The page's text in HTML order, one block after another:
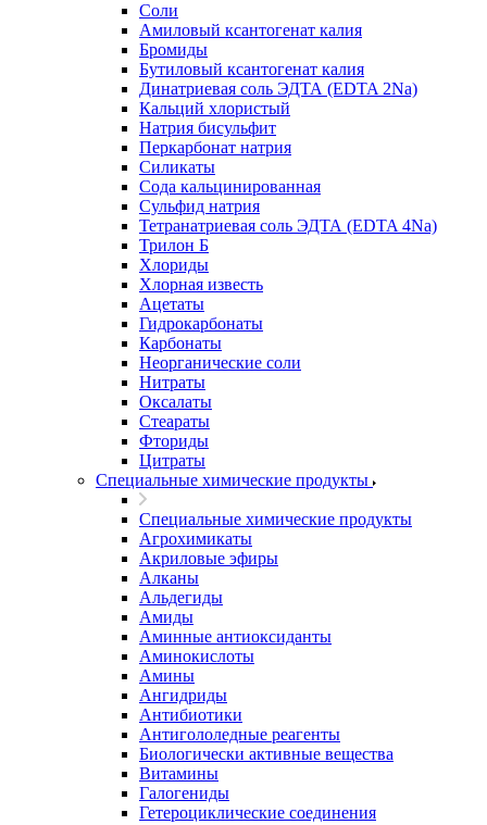
Соли
Амиловый ксантогенат калия
Бромиды
Бутиловый ксантогенат калия
Динатриевая соль ЭДТА (EDTA 2Na)
Кальций хлористый
Натрия бисульфит
Перкарбонат натрия
Силикаты
Сода кальцинированная
Сульфид натрия
Тетранатриевая соль ЭДТА (EDTA 4Na)
Трилон Б
Хлориды
Хлорная известь
Ацетаты
Гидрокарбонаты
Карбонаты
Неорганические соли
Нитраты
Оксалаты
Стеараты
Фториды
Цитраты
Специальные химические продукты
Специальные химические продукты
Агрохимикаты
Акриловые эфиры
Алканы
Альдегиды
Амиды
Аминные антиоксиданты
Аминокислоты
Амины
Ангидриды
Антибиотики
Антигололедные реагенты
Биологически активные вещества
Витамины
Галогениды
Гетероциклические соединения